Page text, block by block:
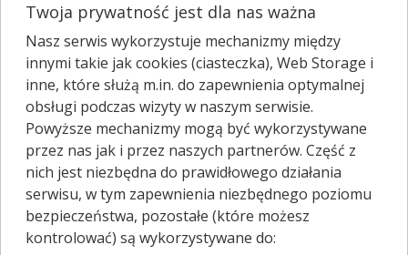
Sprawdź, które apteki w Starachowicach
posiadają Twój lek i zarezerwuj go już teraz!
Wpisz nazwę leku
W Starachowicach jest aptek.
apteki zgłosiły nam, że są
właśnie otwarte.*
Wybierz typ aptek
Twoja prywatność jest dla nas ważna
Nasz serwis wykorzystuje mechanizmy między
innymi takie jak cookies (ciasteczka), Web Storage i
inne, które służą m.in. do zapewnienia optymalnej
obsługi podczas wizyty w naszym serwisie.
Powyższe mechanizmy mogą być wykorzystywane
przez nas jak i przez naszych partnerów. Część z
nich jest niezbędna do prawidłowego działania
serwisu, w tym zapewnienia niezbędnego poziomu
bezpieczeństwa, pozostałe (które możesz
kontrolować) są wykorzystywane do: